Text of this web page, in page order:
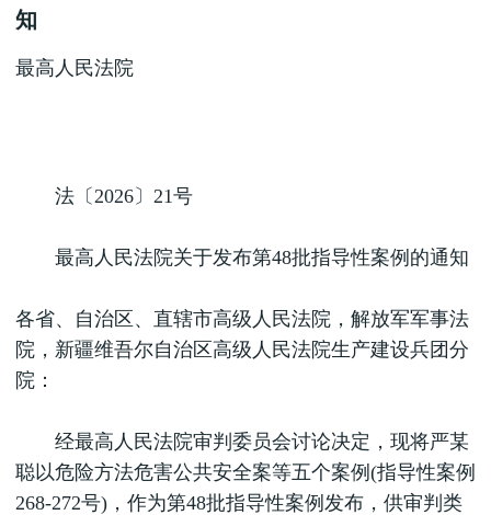
知
最高人民法院
法〔2026〕21号
最高人民法院关于发布第48批指导性案例的通知
各省、自治区、直辖市高级人民法院，解放军军事法
院，新疆维吾尔自治区高级人民法院生产建设兵团分
院：
经最高人民法院审判委员会讨论决定，现将严某
聪以危险方法危害公共安全案等五个案例(指导性案例
268-272号)，作为第48批指导性案例发布，供审判类